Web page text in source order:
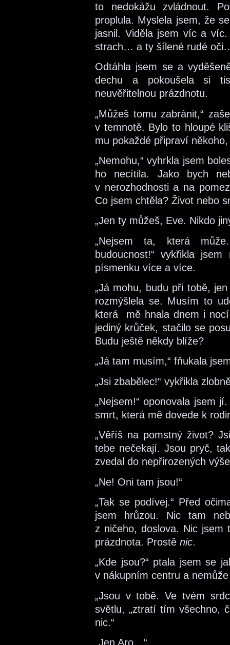
to nedokážu zvládnout.
proplula. Myslela jsem, že
jasnil. Viděla jsem víc a
strach… a ty šílené rudé
Odtáhla jsem se a
dechu a pokoušela si
neuvěřitelnou prázdnotu.
„Můžeš tomu zabránit,“
v temnotě. Bylo to hloupé
mu pokaždé připraví
„Nemohu,“ vyhrkla jsem
ho necítila. Jako bych
v nerozhodnosti a na
Co jsem chtěla? Život nebo
„Jen ty můžeš, Eve. Nikdo
„Nejsem ta, která
budoucnost!“ vykřikla
písmenku více a více.
„Já mohu, budu při tobě,
rozmýšlela se. Musím to
která mě hnala dnem i
jediný krůček, stačilo se
Budu ještě někdy blíže?
„Já tam musím,“ fňukala
„Jsi zbabělec!“ vykřikla
„Nejsem!“ oponovala jsem
smrt, která mě dovede k
„Věříš na pomstný život?
tebe nečekají. Jsou pryč,
zvedal do nepřirozených
„Ne! Oni tam jsou!“
„Tak se podívej.“ Před
jsem hrůzou. Nic tam
z ničeho, doslova. Nic jsem
prázdnota. Prostě nic.
„Kde jsou?“ ptala jsem se
v nákupním centru a
„Jsou v tobě. Ve tvém
světlu, „ztratí tím všechno,
nic.“
„Jen Aro…“